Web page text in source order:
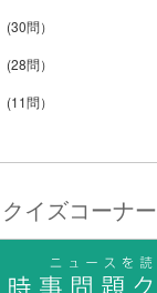
(30問）
(28問）
(11問）
クイズコーナー